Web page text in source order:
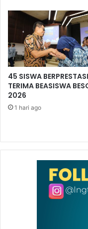
nantinya diharapkan
perekonomian warga.
Pelatihan ini
terhadap lingkungan
pengelolaan sampah
Manager, Media,
Communication
Wibisono berharap
dengan baik oleh
Berhias sehingga
sekaligus
45 SISWA BERPRESTASI
TERIMA BEASISWA
2026
1 hari ago